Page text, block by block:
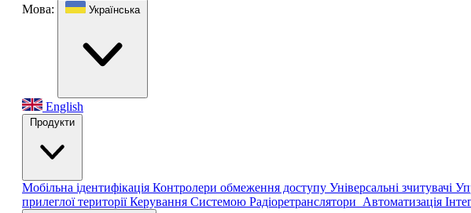
Мова: Українська
English
Продукти
Мобільна ідентифікація Контролери обмеження доступу Універсальні зчитувачі
прилеглої територіїКерування Системою Радіоретранслятори Автоматизація